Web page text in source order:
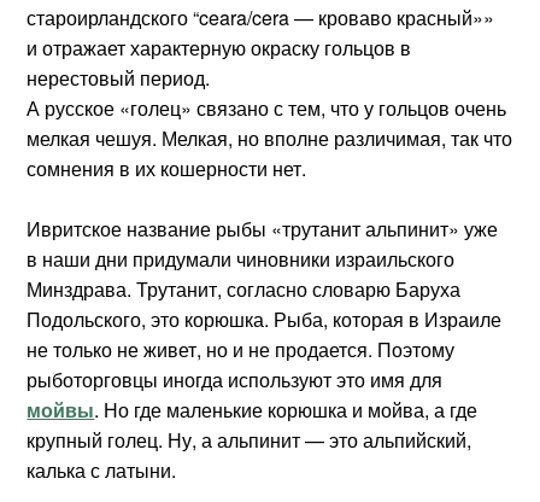
староирландского “ceara/cera — кроваво красный»»
и отражает характерную окраску гольцов в
нерестовый период.
А русское «голец» связано с тем, что у гольцов очень
мелкая чешуя. Мелкая, но вполне различимая, так что
сомнения в их кошерности нет.
Ивритское название рыбы «трутанит альпинит» уже
в наши дни придумали чиновники израильского
Минздрава. Трутанит, согласно словарю Баруха
Подольского, это корюшка. Рыба, которая в Израиле
не только не живет, но и не продается. Поэтому
рыботорговцы иногда используют это имя для
мойвы. Но где маленькие корюшка и мойва, а где
крупный голец. Ну, а альпинит — это альпийский,
калька с латыни.